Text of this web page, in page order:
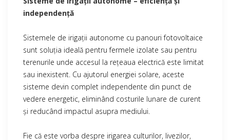
independență
Sistemele de irigații autonome cu panouri fotovoltaice
sunt soluția ideală pentru fermele izolate sau pentru
terenurile unde accesul la rețeaua electrică este limitat
sau inexistent. Cu ajutorul energiei solare, aceste
sisteme devin complet independente din punct de
vedere energetic, eliminând costurile lunare de curent
și reducând impactul asupra mediului.
Fie că este vorba despre irigarea culturilor, livezilor,